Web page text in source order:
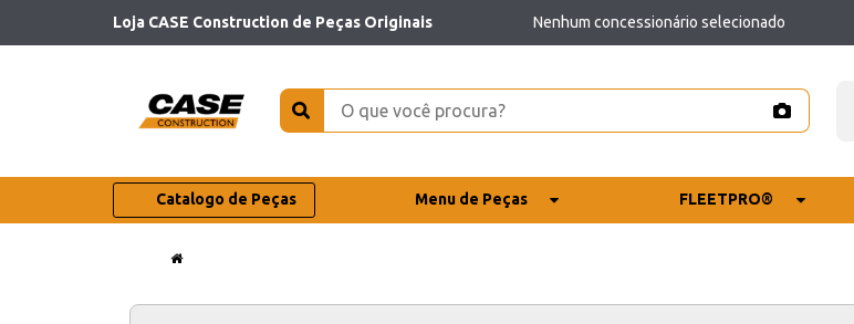
Loja CASE Construction de Peças Originais Nenhum concessionário selecionado
Catalogo de Peças Menu de Peças FLEETPRO®